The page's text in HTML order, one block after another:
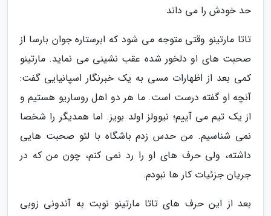
حد خودش را می داند
تاتا مارتینو وقتی متوجه می شود که ابرستاره جوان بارسا از
صحبت های او دلخور شده عقب نشینی می نماید. مارتینو
کمی بعد از اظهارات مسی به یک خبرنگار اسپانیایی گفت:
آنچه او گفته درست است. ما هر دو اهل روساریو هستیم و
از یک تیم می آییم؛ نیوولز اولد بویز. اما همدیگر را شخصا
نمی شناسیم. من حدس زدم باشگاه با لئو صحبت هایی
داشته، ولی حرف های او را رد نمی کنم، چون من که در
جریان جزئیات کار ها نبودم.
بعد از این حرف های تاتا مارتینو نوبت به آندونی زوبی